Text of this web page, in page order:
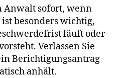
sofort, wenn
besonders wichtig,
läuft oder
Verlassen Sie
Berichtigungsantrag
anhält.